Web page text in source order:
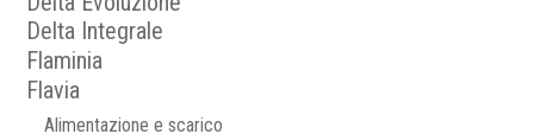
Delta Integrale
Flaminia
Flavia
Alimentazione e scarico